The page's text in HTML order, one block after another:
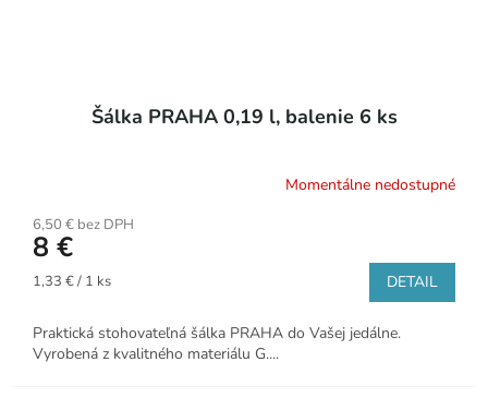
Šálka PRAHA 0,19 l, balenie 6 ks
Momentálne nedostupné
6,50 € bez DPH
8 €
Jednotková
1,33 € / 1 ks DETAIL
Praktická stohovateľná šálka PRAHA do Vašej jedálne.
Vyrobená z kvalitného materiálu G....